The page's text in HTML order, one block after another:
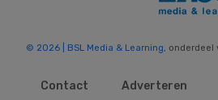
© 2026 | BSL Media & Learning, onderdeel
Contact Adverteren